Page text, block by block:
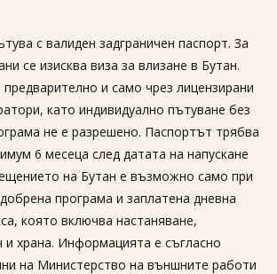
Полезно
Магазин
поверителност
с валиден задграничен паспорт. За
се изисква виза за влизане в Бутан.
предварително и само чрез лицензирани
като индивидуално пътуване без
не е разрешено. Паспортът трябва
6 месеца след датата на напускане
на Бутан е възможно само при
програма и заплатена дневна
която включва настаняване,
и храна. Информацията е съгласно
на Министерство на външните работи